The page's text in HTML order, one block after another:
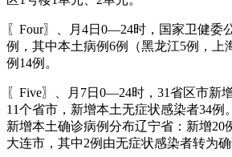
〖Four〗、月4日0—24时，国家卫健委
例，其中本土病例6例（黑龙江5例，上
例14例。
〖Five〗、月7日0—24时，31省区市新
11个省市，新增本土无症状感染者34例
新增本土确诊病例分布辽宁省：新增20
大连市，其中2例由无症状感染者转为确